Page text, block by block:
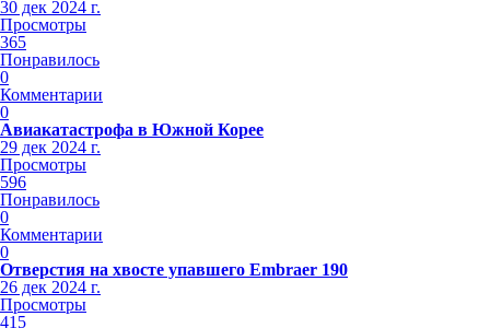
30 дек 2024 г.
Просмотры
365
Понравилось
0
Комментарии
0
Авиакатастрофа в Южной Корее
29 дек 2024 г.
Просмотры
596
Понравилось
0
Комментарии
0
Отверстия на хвосте упавшего Embraer 190
26 дек 2024 г.
Просмотры
415